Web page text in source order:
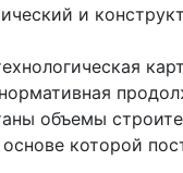
и
объемы
которой